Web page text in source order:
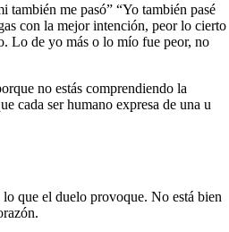
también me pasó” “Yo también pasé
con la mejor intención, peor lo cierto
Lo de yo más o lo mío fue peor, no
no estás comprendiendo la
cada ser humano expresa de una u
que el duelo provoque. No está bien